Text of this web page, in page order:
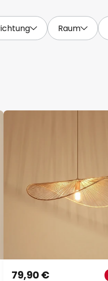
Raum
79,90 €